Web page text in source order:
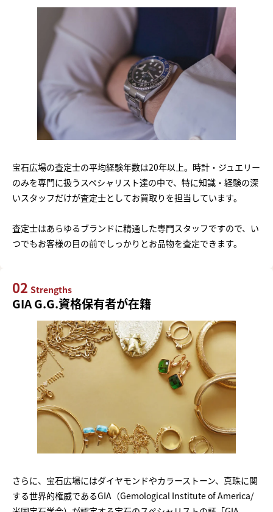
宝石広場の査定士の平均経験年数は20年以上。時計・ジュエリー
のみを専門に扱うスペシャリスト達の中で、特に知識・経験の深
いスタッフだけが査定士としてお買取りを担当しています。
査定士はあらゆるブランドに精通した専門スタッフですので、い
つでもお客様の目の前でしっかりとお品物を査定できます。
02 Strengths
GIA G.G.資格保有者が在籍
さらに、宝石広場にはダイヤモンドやカラーストーン、真珠に関
する世界的権威であるGIA（Gemological Institute of America/